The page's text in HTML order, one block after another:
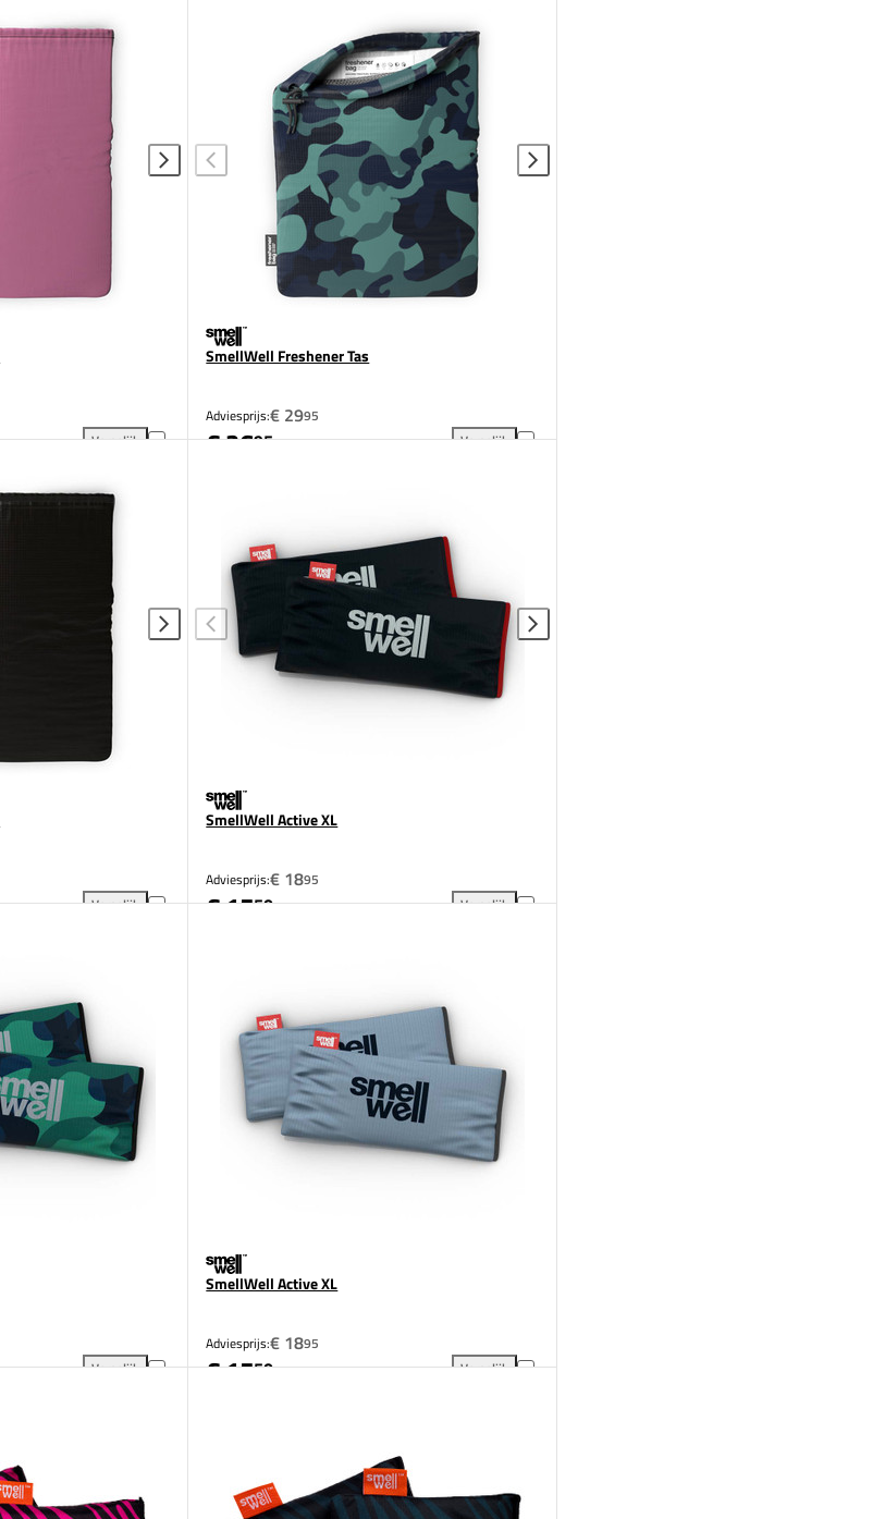
Vergelijk
SmellWell Freshener Tas
Adviesprijs:€ 2995
€ 2695
Vergelijk
Vergelijk
SmellWell Active XL
Adviesprijs:€ 1895
€ 1550
Vergelijk
Vergelijk
SmellWell Active XL
Adviesprijs:€ 1895
€ 1550
Vergelijk